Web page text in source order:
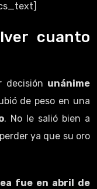
cuanto
decisión unánime
de peso en una
. No le salió bien a
ya que su oro
fue en abril de